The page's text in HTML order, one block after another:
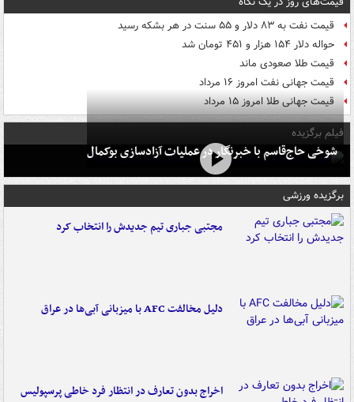
قیمت نفت به ۸۳ دلار و ۵۵ سنت در هر بشکه رسید
حواله دلار ۱۵۴ هزار و ۴۵۱ تومان شد
قیمت طلا صعودی ماند
قیمت جهانی نفت امروز ۱۶ مرداد
قیمت جهانی طلا امروز ۱۵ مرداد
فیلم برگزیده
شوخی حاج‌قاسم با خبرنگار در عملیات آزادسازی بوکمال
برگزیده ورزشی
مجتبی جباری تیم جدیدش را انتخاب کرد
دلیل مخالفت AFC با میزبانی آبی‌ها در عراق
اخراج بدون تعارف در انتظار فرد خاطی پرسپولیس